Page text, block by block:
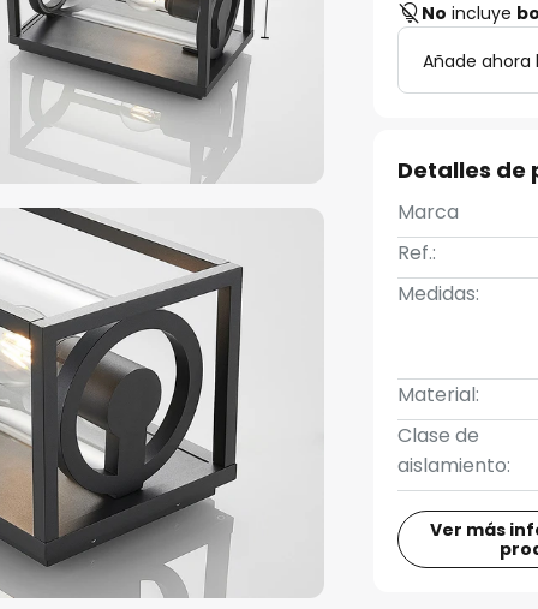
No incluye
Añade ahora
Detalles de
Marca
Ref.:
Medidas:
Material:
Clase de
aislamiento:
Ver más